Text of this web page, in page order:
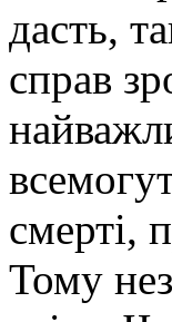
дасть,
справ
смерті,
Тому